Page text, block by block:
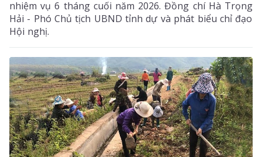
nhiệm vụ 6 tháng cuối năm 2026. Đồng chí Hà Trọng
Hải - Phó Chủ tịch UBND tỉnh dự và phát biểu chỉ đạo
Hội nghị.